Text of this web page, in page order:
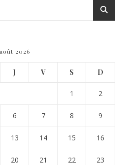
août 2026
J V S D
1 2
6 7 8 9
13 14 15 16
20 21 22 23